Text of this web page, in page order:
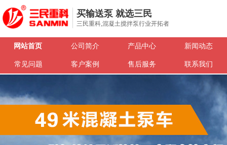
买输送泵 就选三民
三民重科,混凝土搅拌泵行业开拓者
网站首页 公司简介 产品中心 新闻动态
常见问题 客户案例 售后服务 联系我们